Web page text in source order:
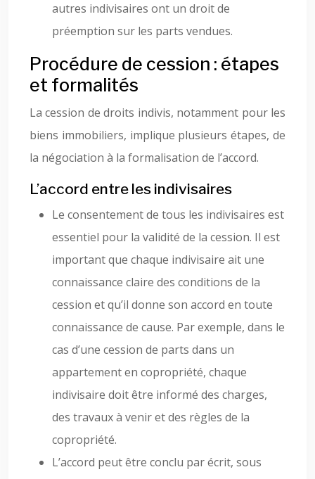
autres indivisaires ont un droit de
préemption sur les parts vendues.
Procédure de cession : étapes
et formalités
La cession de droits indivis, notamment pour les
biens immobiliers, implique plusieurs étapes, de
la négociation à la formalisation de l’accord.
L’accord entre les indivisaires
Le consentement de tous les indivisaires est
essentiel pour la validité de la cession. Il est
important que chaque indivisaire ait une
connaissance claire des conditions de la
cession et qu’il donne son accord en toute
connaissance de cause. Par exemple, dans le
cas d’une cession de parts dans un
appartement en copropriété, chaque
indivisaire doit être informé des charges,
des travaux à venir et des règles de la
copropriété.
L’accord peut être conclu par écrit, sous